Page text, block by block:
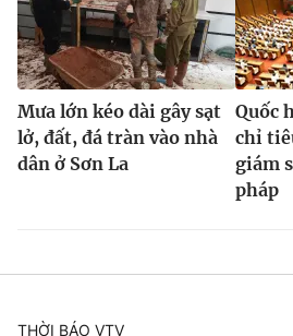
Mưa lớn kéo dài gây sạt
lở, đất, đá tràn vào nhà
dân ở Sơn La
Quốc
chỉ
giám
pháp
THỜI BÁO VTV